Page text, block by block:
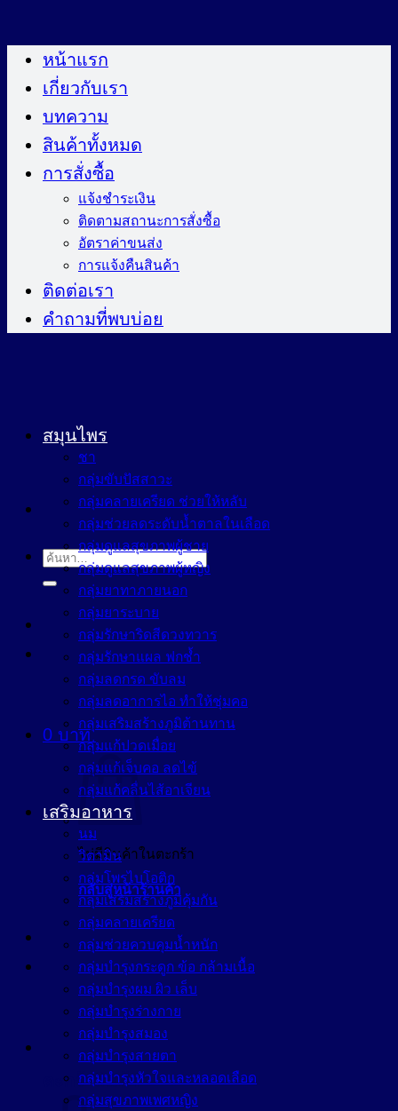
ไป
หน้าแรก
เกี่ยวกับเรา
บทความ
สินค้าทั้งหมด
การสั่งซื้อ
แจ้งชำระเงิน
ติดตามสถานะการสั่งซื้อ
อัตราค่าขนส่ง
การแจ้งคืนสินค้า
ติดต่อเรา
คำถามที่พบบ่อย
ค้นหา:
0 บาท
ไม่มีสินค้าในตะกร้า
กลับสู่หน้าร้านค้า
ตะกร้าสินค้า
สมุนไพร
ชา
กลุ่มขับปัสสาวะ
กลุ่มคลายเครียด ช่วยให้หลับ
กลุ่มช่วยลดระดับน้ำตาลในเลือด
กลุ่มดูแลสุขภาพผู้ชาย
กลุ่มดูแลสุขภาพผู้หญิง
กลุ่มยาทาภายนอก
กลุ่มยาระบาย
กลุ่มรักษาริดสีดวงทวาร
กลุ่มรักษาแผล ฟกช้ำ
กลุ่มลดกรด ขับลม
กลุ่มลดอาการไอ ทำให้ชุ่มคอ
กลุ่มเสริมสร้างภูมิต้านทาน
กลุ่มแก้ปวดเมื่อย
กลุ่มแก้เจ็บคอ ลดไข้
กลุ่มแก้คลื่นไส้อาเจียน
เสริมอาหาร
นม
วิตามิน
กลุ่มโพรไบโอติก
กลุ่มเสริมสร้างภูมิคุ้มกัน
กลุ่มคลายเครียด
กลุ่มช่วยควบคุมน้ำหนัก
กลุ่มบำรุงกระดูก ข้อ กล้ามเนื้อ
กลุ่มบำรุงผม ผิว เล็บ
กลุ่มบำรุงร่างกาย
กลุ่มบำรุงสมอง
กลุ่มบำรุงสายตา
กลุ่มบำรุงหัวใจและหลอดเลือด
กลุ่มสุขภาพเพศหญิง